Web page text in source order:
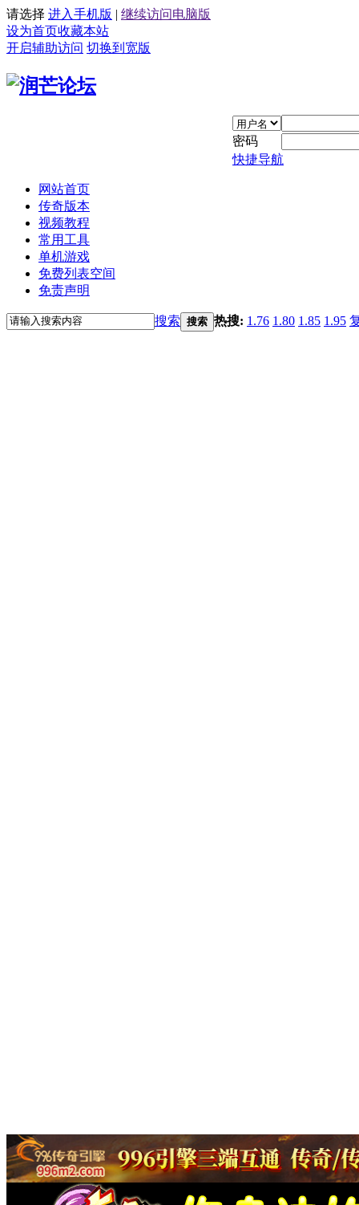
请选择 进入手机版 | 继续访问电脑版
设为首页收藏本站
开启辅助访问 切换到宽版
密码
快捷导航
网站首页
传奇版本
视频教程
常用工具
单机游戏
免费列表空间
免责声明
搜索 搜索 热搜: 1.76 1.80 1.85 1.95